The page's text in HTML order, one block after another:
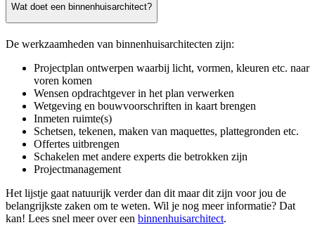
Wat doet een binnenhuisarchitect?
De werkzaamheden van binnenhuisarchitecten zijn:
Projectplan ontwerpen waarbij licht, vormen, kleuren etc. naar
voren komen
Wensen opdrachtgever in het plan verwerken
Wetgeving en bouwvoorschriften in kaart brengen
Inmeten ruimte(s)
Schetsen, tekenen, maken van maquettes, plattegronden etc.
Offertes uitbrengen
Schakelen met andere experts die betrokken zijn
Projectmanagement
Het lijstje gaat natuurijk verder dan dit maar dit zijn voor jou de
belangrijkste zaken om te weten. Wil je nog meer informatie? Dat
kan! Lees snel meer over een binnenhuisarchitect.